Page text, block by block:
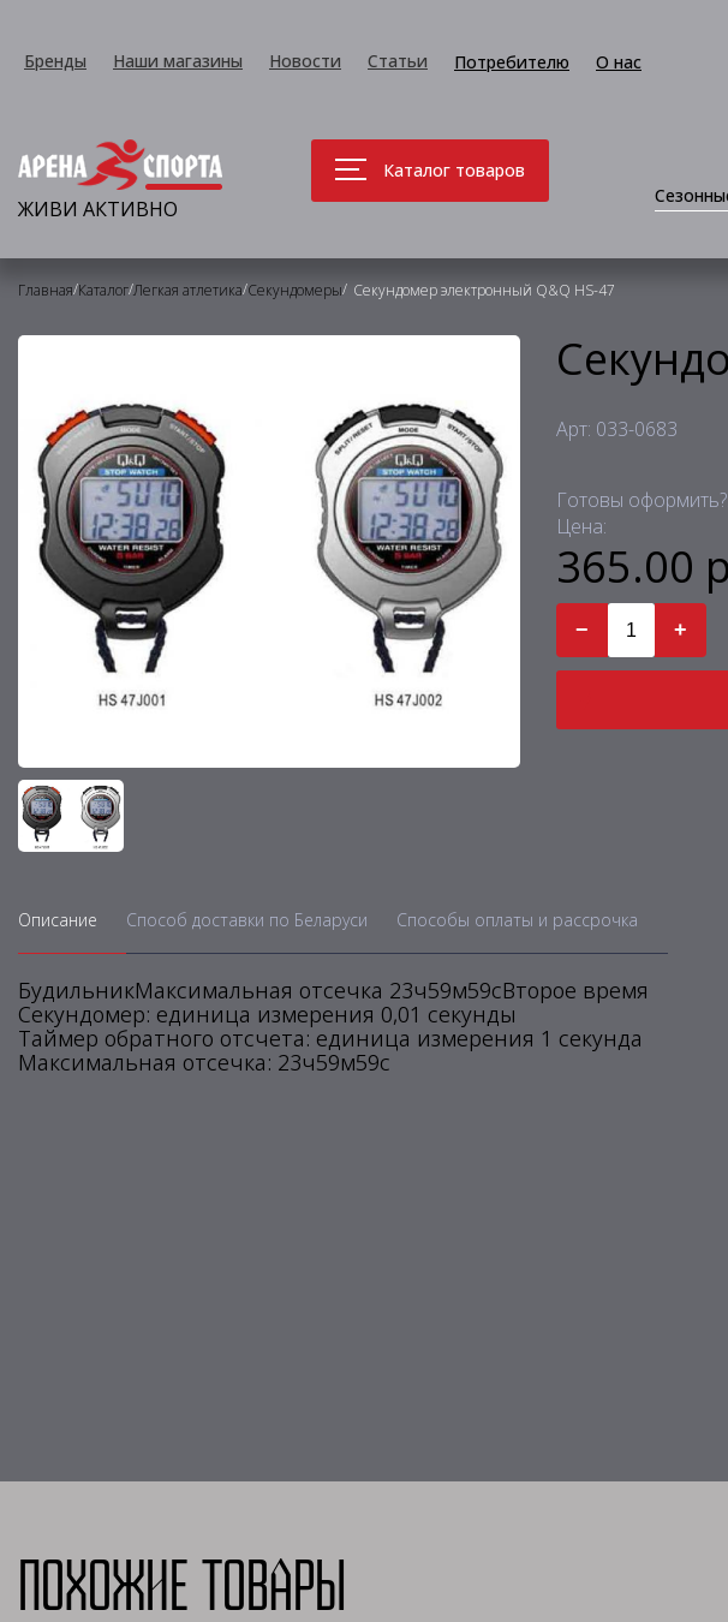
Бренды Наши магазины Новости Статьи Потребителю О нас
ЖИВИ АКТИВНО
Каталог товаров
Главная/Каталог/Легкая атлетика/Секундомеры/ Секундомер электронный Q&Q HS-47
Арт: 033-0683
Готовы оформить?:
Цена:
365.00 р
− +
Описание Способ доставки по Беларуси Способы оплаты и рассрочка
БудильникМаксимальная отсечка 23ч59м59сВторое время
Секундомер: единица измерения 0,01 секунды
Таймер обратного отсчета: единица измерения 1 секунда
Максимальная отсечка: 23ч59м59с
Похожие товары